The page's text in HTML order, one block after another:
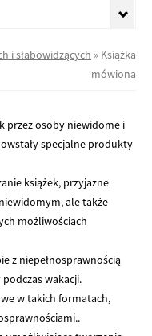
i słabowidzących » Książka
mówiona
przez osoby niewidome i
specjalne produkty
książek, przyjazne
ale także
możliwościach
z niepełnosprawnością
wakacji.
w takich formatach,